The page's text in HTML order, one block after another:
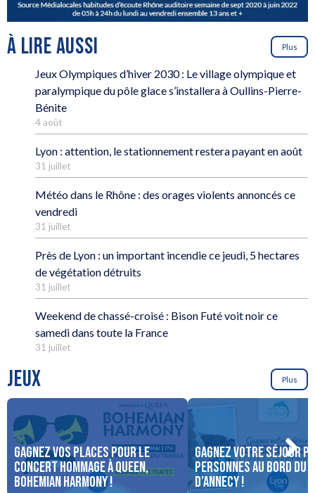
À LIRE AUSSI Plus
Jeux Olympiques d’hiver 2030 : Le village olympique et
paralympique du pôle glace s’installera à Oullins-Pierre-
Bénite
4 août
Lyon : attention, le stationnement restera payant en août
31 juillet
Météo dans le Rhône : des orages violents annoncés ce
vendredi
31 juillet
Près de Lyon : un important incendie ce jeudi, 5 hectares
de végétation détruits
31 juillet
Weekend de chassé-croisé : Bison Futé voit noir ce
samedi dans toute la France
31 juillet
JEUX Plus
Gagnez vos places pour le
concert Hommage à Queen,
Bohemian Harmony !
Gagnez votre séjour
personnes au bord du
d’Annecy !